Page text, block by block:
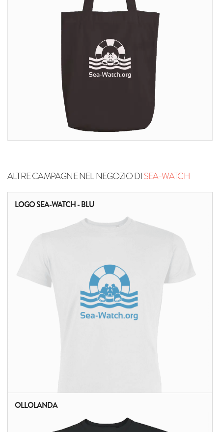
ALTRE CAMPAGNE NEL NEGOZIO DISEA-WATCH
LOGO SEA-WATCH - BLU
OLLOLANDA